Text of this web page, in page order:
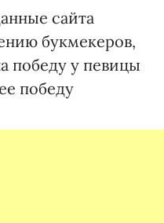
сайта
букмекеров,
победу у певицы
победу